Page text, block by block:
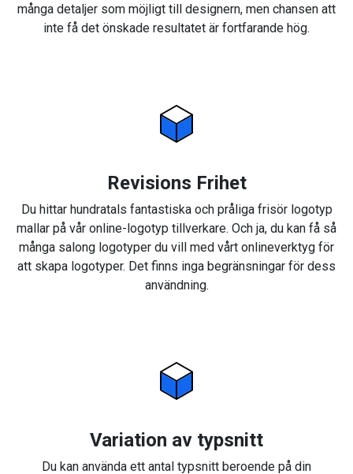
många detaljer som möjligt till designern, men chansen att
inte få det önskade resultatet är fortfarande hög.
Revisions Frihet
Du hittar hundratals fantastiska och pråliga frisör logotyp
mallar på vår online-logotyp tillverkare. Och ja, du kan få så
många salong logotyper du vill med vårt onlineverktyg för
att skapa logotyper. Det finns inga begränsningar för dess
användning.
Variation av typsnitt
Du kan använda ett antal typsnitt beroende på din